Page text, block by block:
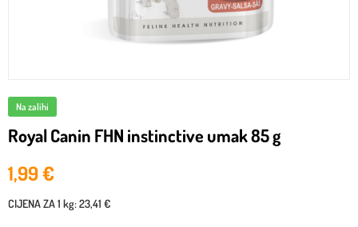
Na zalihi
Royal Canin FHN instinctive umak 85 g
1,99€
CIJENA ZA1 kg:23,41 €